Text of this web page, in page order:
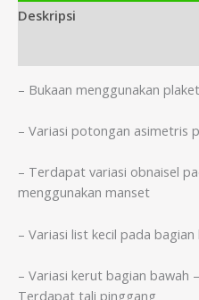
Deskripsi
– Bukaan menggunakan
– Variasi potongan asimetris
– Terdapat variasi obnaisel
menggunakan manset
– Variasi list kecil pada bagian
– Variasi kerut bagian bawah
Terdapat tali pinggang